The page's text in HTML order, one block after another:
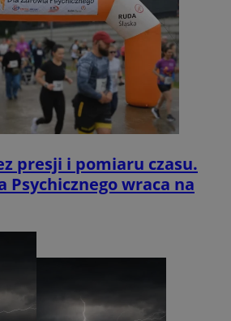
presji i pomiaru czasu.
Psychicznego wraca na